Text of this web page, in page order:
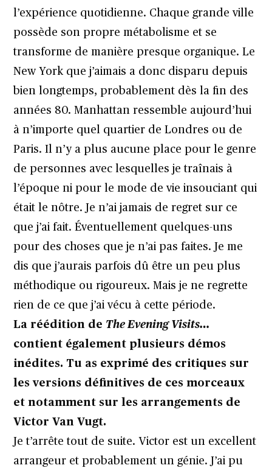
l’expérience quotidienne. Chaque grande ville
possède son propre métabolisme et se
transforme de manière presque organique. Le
New York que j’aimais a donc disparu depuis
bien longtemps, probablement dès la fin des
années 80. Manhattan ressemble aujourd’hui
à n’importe quel quartier de Londres ou de
Paris. Il n’y a plus aucune place pour le genre
de personnes avec lesquelles je traînais à
l’époque ni pour le mode de vie insouciant qui
était le nôtre. Je n’ai jamais de regret sur ce
que j’ai fait. Éventuellement quelques-uns
pour des choses que je n’ai pas faites. Je me
dis que j’aurais parfois dû être un peu plus
méthodique ou rigoureux. Mais je ne regrette
rien de ce que j’ai vécu à cette période.
La réédition de The Evening Visits…
contient également plusieurs démos
inédites. Tu as exprimé des critiques sur
les versions définitives de ces morceaux
et notamment sur les arrangements de
Victor Van Vugt.
Je t’arrête tout de suite. Victor est un excellent
arrangeur et probablement un génie. J’ai pu